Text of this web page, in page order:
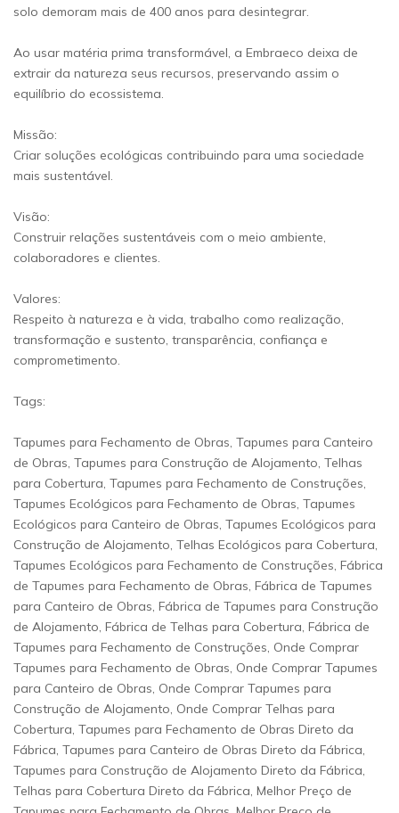
solo demoram mais de 400 anos para desintegrar.
Ao usar matéria prima transformável, a Embraeco deixa de
extrair da natureza seus recursos, preservando assim o
equilíbrio do ecossistema.
Missão:
Criar soluções ecológicas contribuindo para uma sociedade
mais sustentável.
Visão:
Construir relações sustentáveis com o meio ambiente,
colaboradores e clientes.
Valores:
Respeito à natureza e à vida, trabalho como realização,
transformação e sustento, transparência, confiança e
comprometimento.
Tags:
Tapumes para Fechamento de Obras, Tapumes para Canteiro
de Obras, Tapumes para Construção de Alojamento, Telhas
para Cobertura, Tapumes para Fechamento de Construções,
Tapumes Ecológicos para Fechamento de Obras, Tapumes
Ecológicos para Canteiro de Obras, Tapumes Ecológicos para
Construção de Alojamento, Telhas Ecológicos para Cobertura,
Tapumes Ecológicos para Fechamento de Construções, Fábrica
de Tapumes para Fechamento de Obras, Fábrica de Tapumes
para Canteiro de Obras, Fábrica de Tapumes para Construção
de Alojamento, Fábrica de Telhas para Cobertura, Fábrica de
Tapumes para Fechamento de Construções, Onde Comprar
Tapumes para Fechamento de Obras, Onde Comprar Tapumes
para Canteiro de Obras, Onde Comprar Tapumes para
Construção de Alojamento, Onde Comprar Telhas para
Cobertura, Tapumes para Fechamento de Obras Direto da
Fábrica, Tapumes para Canteiro de Obras Direto da Fábrica,
Tapumes para Construção de Alojamento Direto da Fábrica,
Telhas para Cobertura Direto da Fábrica, Melhor Preço de